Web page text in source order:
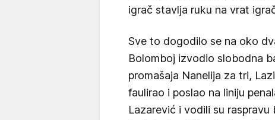
igrač stavlja ruku na vrat
Sve to dogodilo se na oko
Bolomboj izvodio slobodna
promašaja Nanelija za tri,
faulirao i poslao na liniju
Lazarević i vodili su